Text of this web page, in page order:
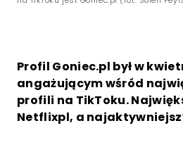
Profil Goniec.pl był w
angażującym wśród
profili na TikToku.
Netflixpl, a